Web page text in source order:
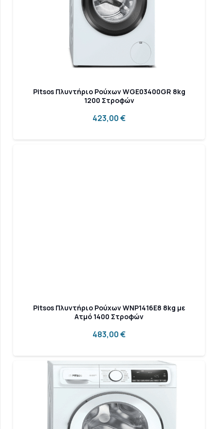
Pitsos Πλυντήριο Ρούχων WGE03400GR 8kg
1200 Στροφών
423,00€
Pitsos Πλυντήριο Ρούχων WNP1416E8 8kg με
Ατμό 1400 Στροφών
483,00€